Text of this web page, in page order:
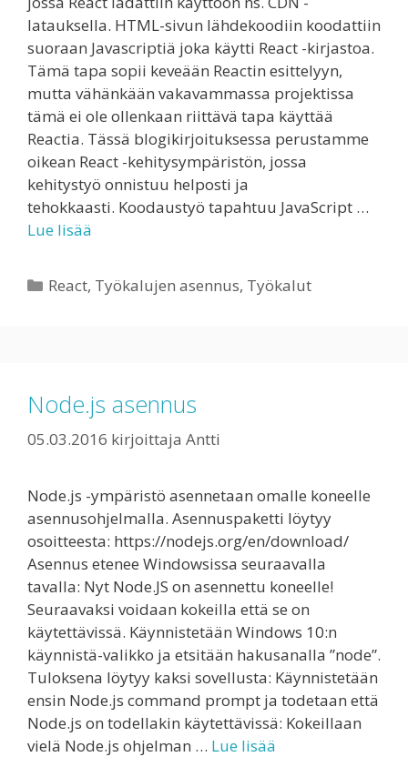
latauksella. HTML-sivun lähdekoodiin koodattiin
suoraan Javascriptiä joka käytti React -kirjastoa.
Tämä tapa sopii keveään Reactin esittelyyn,
mutta vähänkään vakavammassa projektissa
tämä ei ole ollenkaan riittävä tapa käyttää
Reactia. Tässä blogikirjoituksessa perustamme
oikean React -kehitysympäristön, jossa
kehitystyö onnistuu helposti ja
tehokkaasti. Koodaustyö tapahtuu JavaScript …
Lue lisää
Kategoriat
React, Työkalujen asennus, Työkalut
Node.js asennus
05.03.2016 kirjoittaja Antti
Node.js -ympäristö asennetaan omalle koneelle
asennusohjelmalla. Asennuspaketti löytyy
osoitteesta: https://nodejs.org/en/download/
Asennus etenee Windowsissa seuraavalla
tavalla: Nyt Node.JS on asennettu koneelle!
Seuraavaksi voidaan kokeilla että se on
käytettävissä. Käynnistetään Windows 10:n
käynnistä-valikko ja etsitään hakusanalla ”node”.
Tuloksena löytyy kaksi sovellusta: Käynnistetään
ensin Node.js command prompt ja todetaan että
Node.js on todellakin käytettävissä: Kokeillaan
vielä Node.js ohjelman … Lue lisää